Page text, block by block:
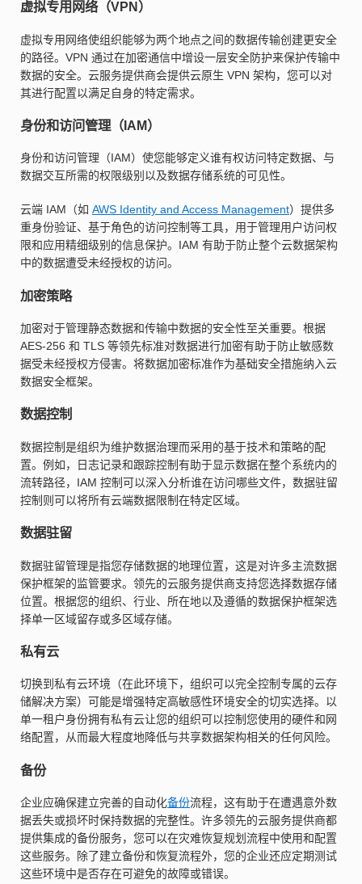
虚拟专用网络（VPN）
虚拟专用网络使组织能够为两个地点之间的数据传输创建更安全
的路径。VPN 通过在加密通信中增设一层安全防护来保护传输中
数据的安全。云服务提供商会提供云原生 VPN 架构，您可以对
其进行配置以满足自身的特定需求。
身份和访问管理（IAM）
身份和访问管理（IAM）使您能够定义谁有权访问特定数据、与
数据交互所需的权限级别以及数据存储系统的可见性。
云端 IAM（如 AWS Identity and Access Management）提供多
重身份验证、基于角色的访问控制等工具，用于管理用户访问权
限和应用精细级别的信息保护。IAM 有助于防止整个云数据架构
中的数据遭受未经授权的访问。
加密策略
加密对于管理静态数据和传输中数据的安全性至关重要。根据
AES-256 和 TLS 等领先标准对数据进行加密有助于防止敏感数
据受未经授权方侵害。将数据加密标准作为基础安全措施纳入云
数据安全框架。
数据控制
数据控制是组织为维护数据治理而采用的基于技术和策略的配
置。例如，日志记录和跟踪控制有助于显示数据在整个系统内的
流转路径，IAM 控制可以深入分析谁在访问哪些文件，数据驻留
控制则可以将所有云端数据限制在特定区域。
数据驻留
数据驻留管理是指您存储数据的地理位置，这是对许多主流数据
保护框架的监管要求。领先的云服务提供商支持您选择数据存储
位置。根据您的组织、行业、所在地以及遵循的数据保护框架选
择单一区域留存或多区域存储。
私有云
切换到私有云环境（在此环境下，组织可以完全控制专属的云存
储解决方案）可能是增强特定高敏感性环境安全的切实选择。以
单一租户身份拥有私有云让您的组织可以控制您使用的硬件和网
络配置，从而最大程度地降低与共享数据架构相关的任何风险。
备份
企业应确保建立完善的自动化备份流程，这有助于在遭遇意外数
据丢失或损坏时保持数据的完整性。许多领先的云服务提供商都
提供集成的备份服务，您可以在灾难恢复规划流程中使用和配置
这些服务。除了建立备份和恢复流程外，您的企业还应定期测试
这些环境中是否存在可避免的故障或错误。